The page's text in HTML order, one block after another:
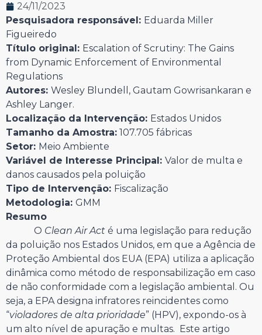
24/11/2023
Pesquisadora responsável: Eduarda Miller
Figueiredo
Título original: Escalation of Scrutiny: The Gains
from Dynamic Enforcement of Environmental
Regulations
Autores: Wesley Blundell, Gautam Gowrisankaran e
Ashley Langer.
Localização da Intervenção: Estados Unidos
Tamanho da Amostra: 107.705 fábricas
Setor: Meio Ambiente
Variável de Interesse Principal: Valor de multa e
danos causados pela poluição
Tipo de Intervenção: Fiscalização
Metodologia: GMM
Resumo
O Clean Air Act é uma legislação para redução
da poluição nos Estados Unidos, em que a Agência de
Proteção Ambiental dos EUA (EPA) utiliza a aplicação
dinâmica como método de responsabilização em caso
de não conformidade com a legislação ambiental. Ou
seja, a EPA designa infratores reincidentes como
“violadores de alta prioridade” (HPV), expondo-os à
um alto nível de apuração e multas. Este artigo